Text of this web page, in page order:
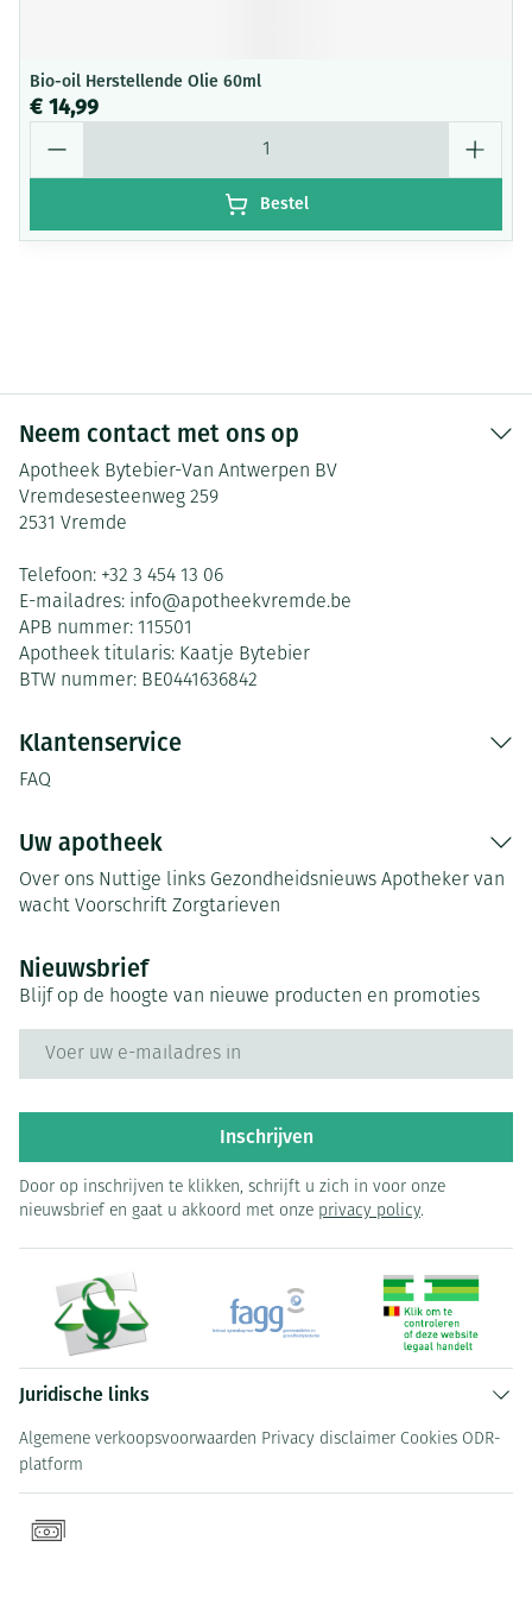
Bio-oil Herstellende Olie 60ml
€ 14,99
Bestel
Neem contact met ons op
Apotheek Bytebier-Van Antwerpen BV
Vremdesesteenweg 259
2531 Vremde
Telefoon: +32 3 454 13 06
E-mailadres: info@apotheekvremde.be
APB nummer: 115501
Apotheek titularis: Kaatje Bytebier
BTW nummer: BE0441636842
Klantenservice
FAQ
Uw apotheek
Over ons Nuttige links Gezondheidsnieuws Apotheker van
wacht Voorschrift Zorgtarieven
Nieuwsbrief
Blijf op de hoogte van nieuwe producten en promoties
Inschrijven
Door op inschrijven te klikken, schrijft u zich in voor onze
nieuwsbrief en gaat u akkoord met onze privacy policy.
Juridische links
Algemene verkoopsvoorwaarden Privacy disclaimer Cookies ODR-
platform